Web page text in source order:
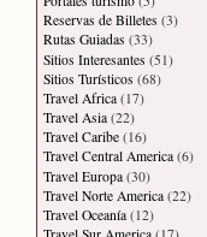
Reservas de Billetes (3)
Rutas Guiadas (33)
Sitios Interesantes (51)
Sitios Turísticos (68)
Travel Africa (17)
Travel Asia (22)
Travel Caribe (16)
Travel Central America (6)
Travel Europa (30)
Travel Norte America (22)
Travel Oceanía (12)